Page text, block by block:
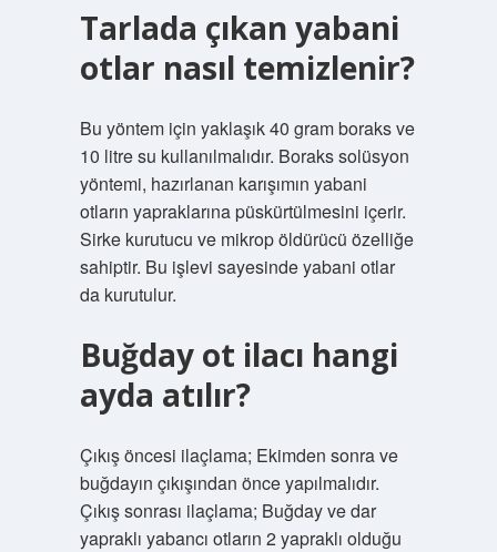
Tarlada çıkan yabani
otlar nasıl temizlenir?
Bu yöntem için yaklaşık 40 gram boraks ve
10 litre su kullanılmalıdır. Boraks solüsyon
yöntemi, hazırlanan karışımın yabani
otların yapraklarına püskürtülmesini içerir.
Sirke kurutucu ve mikrop öldürücü özelliğe
sahiptir. Bu işlevi sayesinde yabani otlar
da kurutulur.
Buğday ot ilacı hangi
ayda atılır?
Çıkış öncesi ilaçlama; Ekimden sonra ve
buğdayın çıkışından önce yapılmalıdır.
Çıkış sonrası ilaçlama; Buğday ve dar
yapraklı yabancı otların 2 yapraklı olduğu